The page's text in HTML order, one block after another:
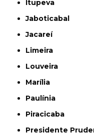
Itupeva
Jaboticabal
Jacareí
Limeira
Louveira
Marília
Paulínia
Piracicaba
Presidente